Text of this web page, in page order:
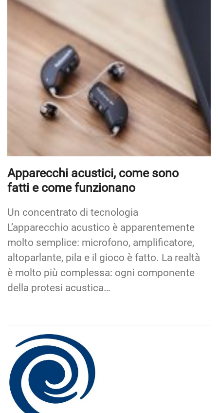
Apparecchi acustici, come sono
fatti e come funzionano
Un concentrato di tecnologia
L’apparecchio acustico è apparentemente
molto semplice: microfono, amplificatore,
altoparlante, pila e il gioco è fatto. La realtà
è molto più complessa: ogni componente
della protesi acustica…